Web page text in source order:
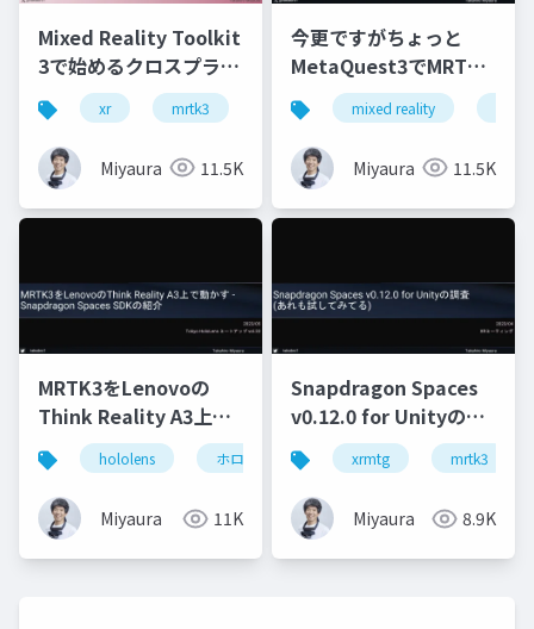
Mixed Reality Toolkit
3で始めるクロスプラッ
トフォーム開発
xr mrtk3 metaquest3 snapdragonspaces
Miyaura 11.5K
今更ですがちょっと
MetaQuest3でMRTK3
触ってみました
mixed reality
Miyaura 11.5K
MRTK3をLenovoの
Think Reality A3上で
動かす - Snapdragon
Spaces SDKの紹介
hololens ホロマジ snapdragonspaces
Miyaura 11K
Snapdragon Spaces
v0.12.0 for Unityの調
査(あれも試してみて
る)
xrmtg mrtk3
Miyaura 8.9K